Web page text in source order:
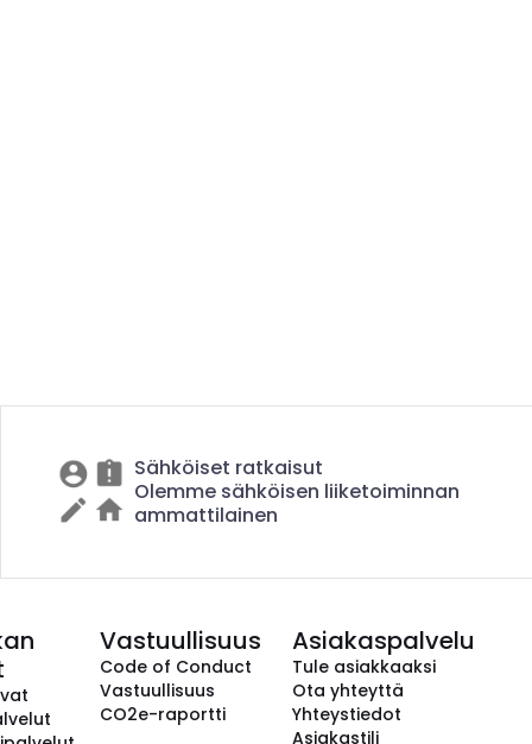
Sähköiset ratkaisut
Olemme sähköisen liiketoiminnan
ammattilainen
Vastuullisuus
Code of Conduct
Vastuullisuus
CO2e-raportti
Asiakaspalvelu
Tule asiakkaaksi
Ota yhteyttä
Yhteystiedot
Asiakastili